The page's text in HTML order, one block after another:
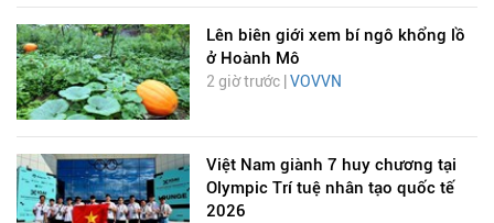
Lên biên giới xem bí ngô khổng lồ
ở Hoành Mô
2 giờ trước | VOVVN
Việt Nam giành 7 huy chương tại
Olympic Trí tuệ nhân tạo quốc tế
2026